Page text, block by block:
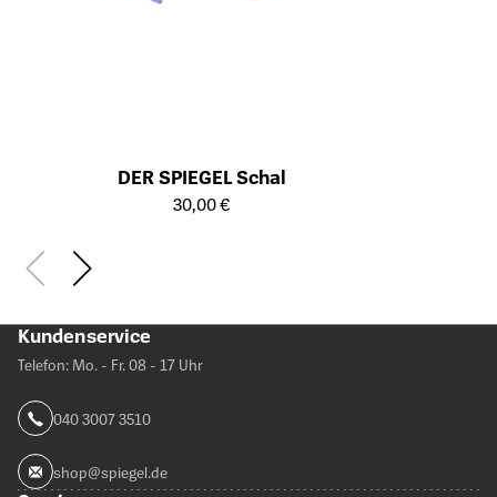
DER SPIEGEL Schal
Öffnet die Detailseite des Produkts
30,00 €
Kundenservice
Telefon: Mo. - Fr. 08 - 17 Uhr
040 3007 3510
shop@spiegel.de